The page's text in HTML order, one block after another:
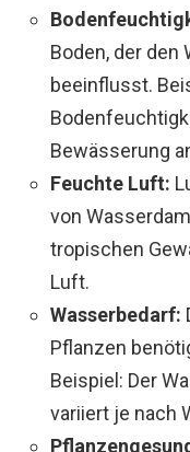
Boden, der den
beeinflusst.
Bewässerung
Feuchte Luft:
von
tropischen
Luft.
Wasserbedarf:
Pflanzen
Beispiel: Der
variiert je nach